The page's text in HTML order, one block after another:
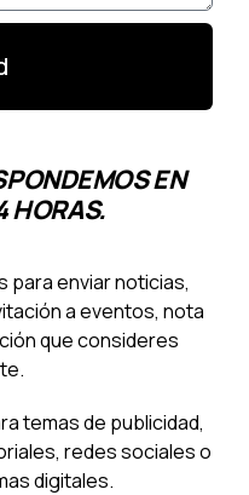
EN
HORAS.
enviar noticias,
a eventos, nota
que consideres
temas de publicidad,
redes sociales o
digitales.